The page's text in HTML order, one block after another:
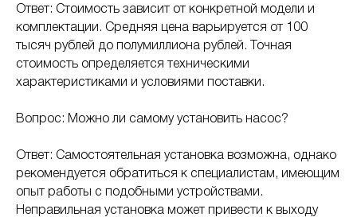
Ответ: Стоимость зависит от конкретной модели и
комплектации. Средняя цена варьируется от 100
тысяч рублей до полумиллиона рублей. Точная
стоимость определяется техническими
характеристиками и условиями поставки.
Вопрос: Можно ли самому установить насос?
Ответ: Самостоятельная установка возможна, однако
рекомендуется обратиться к специалистам, имеющим
опыт работы с подобными устройствами.
Неправильная установка может привести к выходу